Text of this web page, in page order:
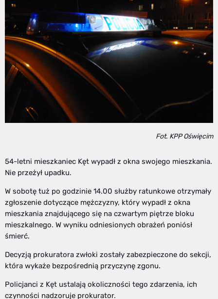
Fot. KPP Oświęcim
54-letni mieszkaniec Kęt wypadł z okna swojego mieszkania.
Nie przeżył upadku.
W sobotę tuż po godzinie 14.00 służby ratunkowe otrzymały
zgłoszenie dotyczące mężczyzny, który wypadł z okna
mieszkania znajdującego się na czwartym piętrze bloku
mieszkalnego. W wyniku odniesionych obrażeń poniósł
śmierć.
Decyzją prokuratora zwłoki zostały zabezpieczone do sekcji,
która wykaże bezpośrednią przyczynę zgonu.
Policjanci z Kęt ustalają okoliczności tego zdarzenia, ich
czynności nadzoruje prokurator.